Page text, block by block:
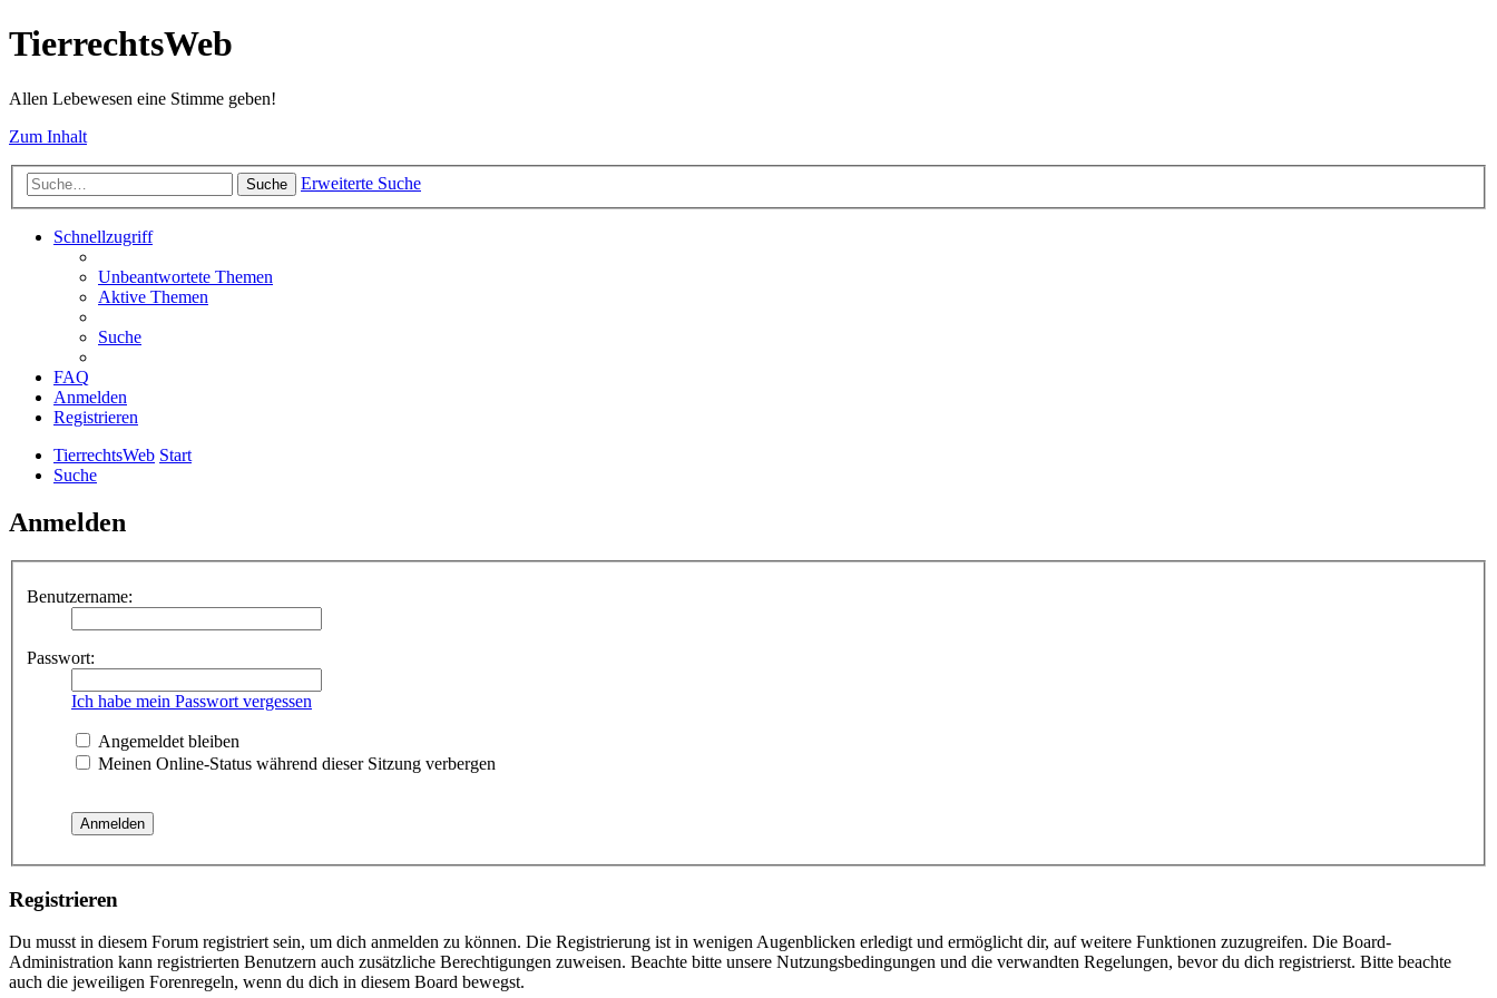
TierrechtsWeb
Allen Lebewesen eine Stimme geben!
Zum Inhalt
Suche Erweiterte Suche
Schnellzugriff
Unbeantwortete Themen
Aktive Themen
Suche
FAQ
Anmelden
Registrieren
TierrechtsWeb Start
Suche
Anmelden
Benutzername:
Passwort:
Ich habe mein Passwort vergessen
Angemeldet bleiben
Meinen Online-Status während dieser Sitzung verbergen
Registrieren
Du musst in diesem Forum registriert sein, um dich anmelden zu können. Die Registrierung ist in wenigen Augenblicken erledigt und ermöglicht dir, auf weitere Funktionen zuzugreifen. Die Board-
Administration kann registrierten Benutzern auch zusätzliche Berechtigungen zuweisen. Beachte bitte unsere Nutzungsbedingungen und die verwandten Regelungen, bevor du dich registrierst. Bitte beachte
auch die jeweiligen Forenregeln, wenn du dich in diesem Board bewegst.